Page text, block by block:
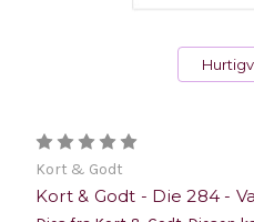
Kort & Godt
Kort & Godt - Die 284 -